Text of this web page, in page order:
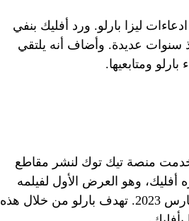
ليزا بارلو. ورد أفليك بنفي
سنوات عديدة. وأضاف أنه يلتقي
ومتابعيها.
منصة تيك توك لنشر مقاطع
وهو العرض الأول لفيلمه
“Air” في مهرجان SXSW في أوستن، تكساس، في مارس 2023. تهدف بارلو من خلال هذه